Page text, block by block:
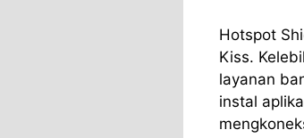
Hotspot
Kiss.
layanan
instal